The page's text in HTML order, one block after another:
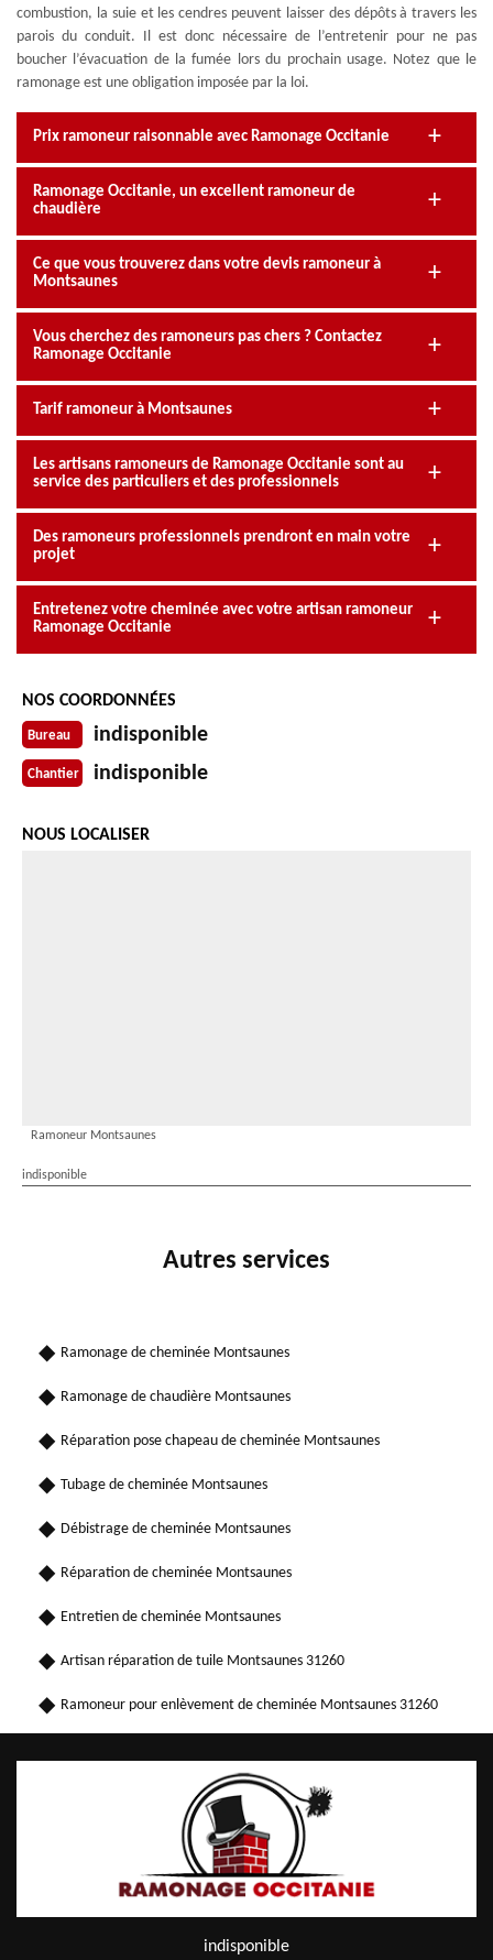
combustion, la suie et les cendres peuvent laisser des dépôts à travers les
parois du conduit. Il est donc nécessaire de l’entretenir pour ne pas
boucher l’évacuation de la fumée lors du prochain usage. Notez que le
ramonage est une obligation imposée par la loi.
Prix ramoneur raisonnable avec Ramonage Occitanie
Ramonage Occitanie, un excellent ramoneur de
chaudière
Ce que vous trouverez dans votre devis ramoneur à
Montsaunes
Vous cherchez des ramoneurs pas chers ? Contactez
Ramonage Occitanie
Tarif ramoneur à Montsaunes
Les artisans ramoneurs de Ramonage Occitanie sont au
service des particuliers et des professionnels
Des ramoneurs professionnels prendront en main votre
projet
Entretenez votre cheminée avec votre artisan ramoneur
Ramonage Occitanie
NOS COORDONNÉES
Bureau indisponible
Chantier indisponible
NOUS LOCALISER
Ramoneur Montsaunes
indisponible
Autres services
Ramonage de cheminée Montsaunes
Ramonage de chaudière Montsaunes
Réparation pose chapeau de cheminée Montsaunes
Tubage de cheminée Montsaunes
Débistrage de cheminée Montsaunes
Réparation de cheminée Montsaunes
Entretien de cheminée Montsaunes
Artisan réparation de tuile Montsaunes 31260
Ramoneur pour enlèvement de cheminée Montsaunes 31260
indisponible